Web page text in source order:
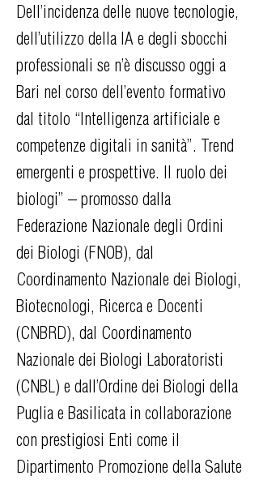
Dell’incidenza delle nuove tecnologie,
dell’utilizzo della IA e degli sbocchi
professionali se n’è discusso oggi a
Bari nel corso dell’evento formativo
dal titolo “Intelligenza artificiale e
competenze digitali in sanità”. Trend
emergenti e prospettive. Il ruolo dei
biologi” – promosso dalla
Federazione Nazionale degli Ordini
dei Biologi (FNOB), dal
Coordinamento Nazionale dei Biologi,
Biotecnologi, Ricerca e Docenti
(CNBRD), dal Coordinamento
Nazionale dei Biologi Laboratoristi
(CNBL) e dall’Ordine dei Biologi della
Puglia e Basilicata in collaborazione
con prestigiosi Enti come il
Dipartimento Promozione della Salute